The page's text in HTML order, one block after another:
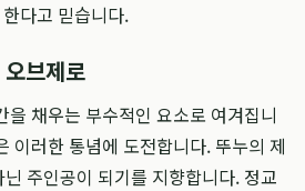
다고 믿습니다.
브제로
채우는 부수적인 요소로 여겨집니
이러한 통념에 도전합니다. 뚜누의 제
주인공이 되기를 지향합니다. 정교